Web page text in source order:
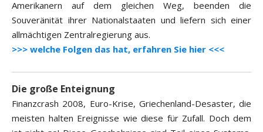
Amerikanern auf dem gleichen Weg, beenden die
Souveränität ihrer Nationalstaaten und liefern sich einer
allmächtigen Zentralregierung aus.
>>> welche Folgen das hat, erfahren Sie hier <<<
Die große Enteignung
Finanzcrash 2008, Euro-Krise, Griechenland-Desaster, die
meisten halten Ereignisse wie diese für Zufall. Doch dem